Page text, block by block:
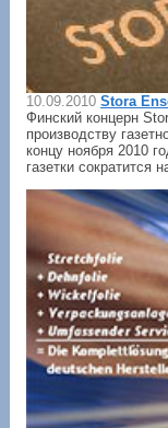
10.09.2010 Stora
Финский концерн
производству
концу ноября 2010
газетки сократится